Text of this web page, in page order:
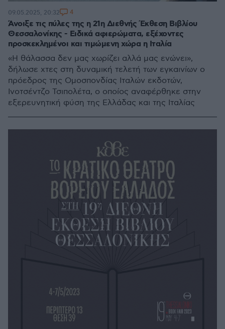
Άνοιξε τις πύλες της η 21η Διεθνής Έκθεση Βιβλίου
Θεσσαλονίκης - Ειδικά αφιερώματα, εξέχοντες
προσκεκλημένοι και τιμώμενη χώρα η Ιταλία
«Η θάλασσα δεν μας χωρίζει αλλά μας ενώνει»,
δήλωσε χτες στη δυναμική τελετή των εγκαινίων ο
πρόεδρος της Ομοσπονδίας Ιταλών εκδοτών,
Ινοτσέντζο Τσιπολέτα, ο οποίος αναφέρθηκε στην
εξερευνητική φύση της Ελλάδας και της Ιταλίας
09.05.2025, 20:32 4